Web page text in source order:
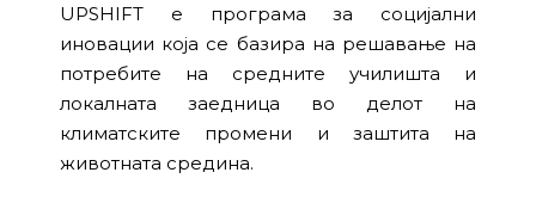
UPSHIFT е програма за социјални
иновации која се базира на решавање на
потребите на средните училишта и
локалната заедница во делот на
климатските промени и заштита на
животната средина.